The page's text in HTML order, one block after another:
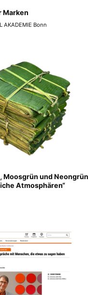
Marken
AKADEMIE Bonn
Moosgrün und Neongrün
Atmosphären“